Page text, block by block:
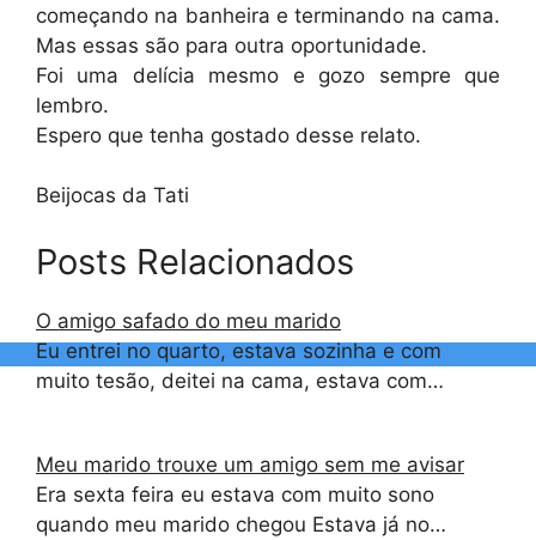
começando na banheira e terminando na cama.
Mas essas são para outra oportunidade.
Foi uma delícia mesmo e gozo sempre que
lembro.
Espero que tenha gostado desse relato.
Beijocas da Tati
Posts Relacionados
O amigo safado do meu marido
Eu entrei no quarto, estava sozinha e com
muito tesão, deitei na cama, estava com…
Meu marido trouxe um amigo sem me avisar
Era sexta feira eu estava com muito sono
quando meu marido chegou Estava já no…